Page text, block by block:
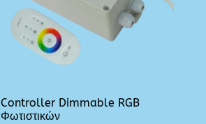
Controller Dimmable RGB
Φωτιστικών